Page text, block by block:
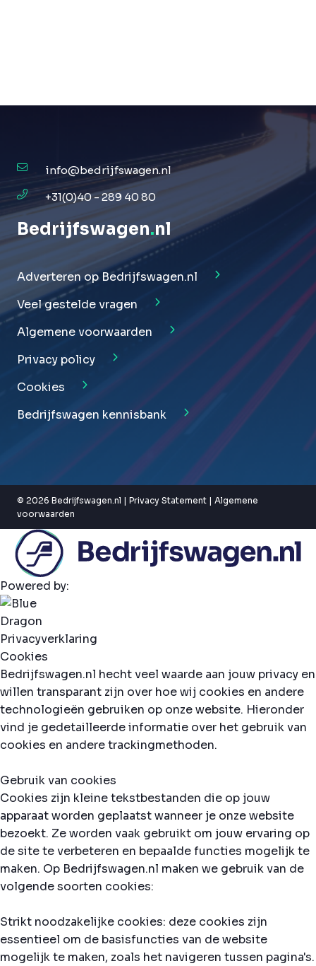
info@bedrijfswagen.nl
+31(0)40 - 289 40 80
Bedrijfswagen.nl
Adverteren op Bedrijfswagen.nl
Veel gestelde vragen
Algemene voorwaarden
Privacy policy
Cookies
Bedrijfswagen kennisbank
© 2026 Bedrijfswagen.nl | Privacy Statement | Algemene
voorwaarden
Powered by:
Privacyverklaring
Cookies
Bedrijfswagen.nl hecht veel waarde aan jouw privacy en
willen transparant zijn over hoe wij cookies en andere
technologieën gebruiken op onze website. Hieronder
vind je gedetailleerde informatie over het gebruik van
cookies en andere trackingmethoden.
Gebruik van cookies
Cookies zijn kleine tekstbestanden die op jouw
apparaat worden geplaatst wanneer je onze website
bezoekt. Ze worden vaak gebruikt om jouw ervaring op
de site te verbeteren en bepaalde functies mogelijk te
maken. Op Bedrijfswagen.nl maken we gebruik van de
volgende soorten cookies:
Strikt noodzakelijke cookies: deze cookies zijn
essentieel om de basisfuncties van de website
mogelijk te maken, zoals het navigeren tussen pagina's.